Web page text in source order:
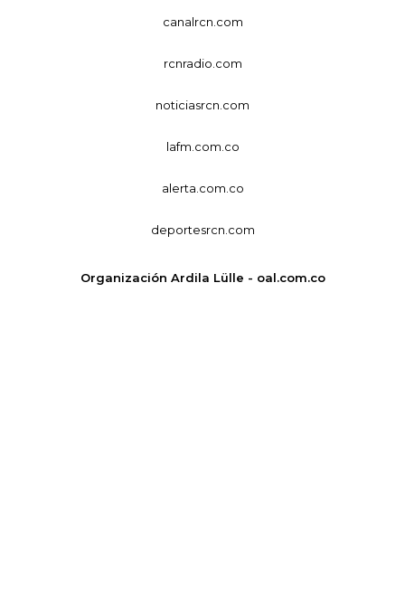
canalrcn.com
rcnradio.com
noticiasrcn.com
lafm.com.co
alerta.com.co
deportesrcn.com
Organización Ardila Lülle - oal.com.co